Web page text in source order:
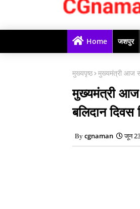
Home जशपुर
मुख्यपृष्ठ मुख्यमंत्री आज
मुख्यमंत्री आज
बलिदान दिवस
cgnaman जून